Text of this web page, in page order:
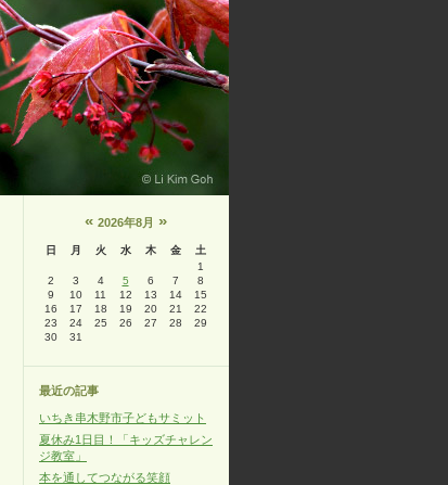
« 2026年8月 »
日 月 火 水 木 金
土
1
2
3 4 5 6 7
8
9
10 11 12 13 14
15
16
17 18 19 20 21
22
23
24 25 26 27 28
29
30
31
最近の記事
いちき串木野市子どもサミット
夏休み1日目！「キッズチャレン
ジ教室」
本を通してつながる笑顔